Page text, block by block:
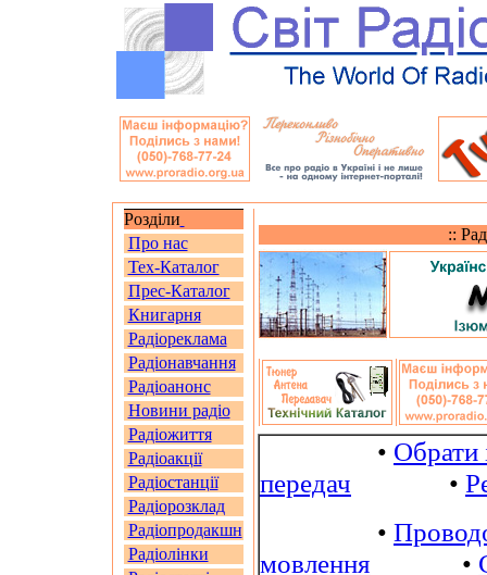
Розділи
Про нас
Тех-Каталог
Прес-Каталог
Книгарня
Радіореклама
Радіонавчання
Радіоанонс
Новини радіо
Радіожиття
Радіоакції
Радіостанції
Радіорозклад
Радіопродакшн
Радіолінки
::
• Обрати
передач •
•
мовлення •